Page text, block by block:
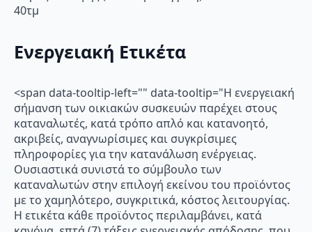
40τμ
Ενεργειακή Ετικέτα
<span data-tooltip-left="" data-tooltip="Η ενεργειακή
σήμανση των οικιακών συσκευών παρέχει στους
καταναλωτές, κατά τρόπο απλό και κατανοητό,
ακριβείς, αναγνωρίσιμες και συγκρίσιμες
πληροφορίες για την κατανάλωση ενέργειας.
Ουσιαστικά συνιστά το σύμβουλο των
καταναλωτών στην επιλογή εκείνου του προϊόντος
με το χαμηλότερο, συγκριτικά, κόστος λειτουργίας.
Η ετικέτα κάθε προϊόντος περιλαμβάνει, κατά